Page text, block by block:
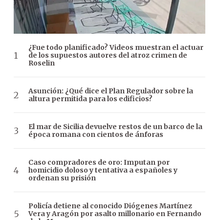
¿Fue todo planificado? Videos muestran el actuar
de los supuestos autores del atroz crimen de
Roselin
Asunción: ¿Qué dice el Plan Regulador sobre la
altura permitida para los edificios?
El mar de Sicilia devuelve restos de un barco de la
época romana con cientos de ánforas
Caso compradores de oro: Imputan por
homicidio doloso y tentativa a españoles y
ordenan su prisión
Policía detiene al conocido Diógenes Martínez
Vera y Aragón por asalto millonario en Fernando